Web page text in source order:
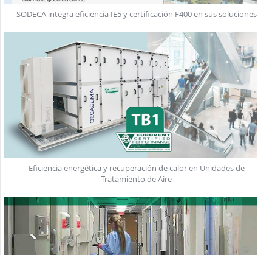
SODECA integra eficiencia IE5 y certificación F400 en sus soluciones
Eficiencia energética y recuperación de calor en Unidades de
Tratamiento de Aire